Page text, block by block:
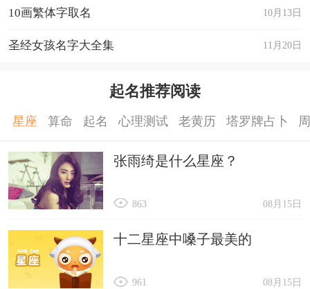
10月13日
10画繁体字取名
11月20日
圣经女孩名字大全集
起名推荐阅读
星座 算命 起名 心理测试 老黄历 塔罗牌占卜
张雨绮是什么星座？
08月15日
863
十二星座中嗓子最美的
08月15日
961